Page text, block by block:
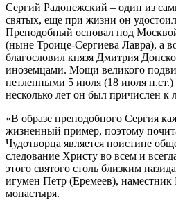
Сергий Радонежский – один из
святых, еще при жизни он
Преподобный основал под
(ныне Троице-Сергиева Лавра), а
благословил князя Дмитрия
иноземцами. Мощи великого
нетленными 5 июля (18 июля н.ст.)
несколько лет он был причислен к
«В образе преподобного Сергия
жизненный пример, поэтому
Чудотворца является поистине
следование Христу во всем и
этого святого столь близким
игумен Петр (Еремеев), наместник
монастыря.